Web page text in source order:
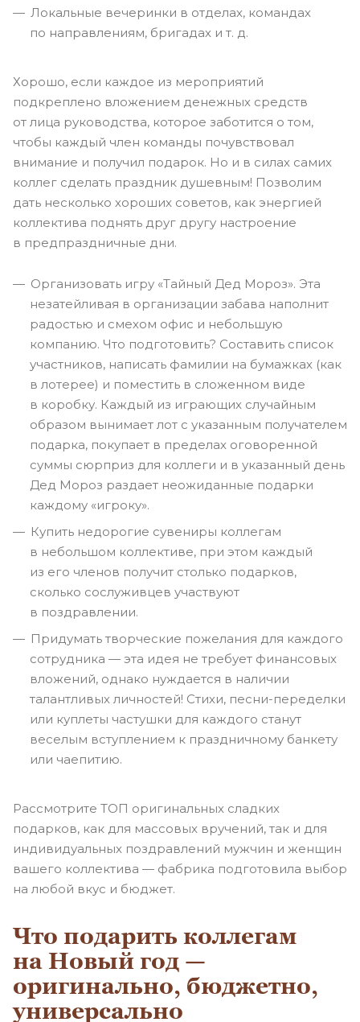
Локальные вечеринки в отделах, командах
по направлениям, бригадах и т. д.
Хорошо, если каждое из мероприятий
подкреплено вложением денежных средств
от лица руководства, которое заботится о том,
чтобы каждый член команды почувствовал
внимание и получил подарок. Но и в силах самих
коллег сделать праздник душевным! Позволим
дать несколько хороших советов, как энергией
коллектива поднять друг другу настроение
в предпраздничные дни.
Организовать игру «Тайный Дед Мороз». Эта
незатейливая в организации забава наполнит
радостью и смехом офис и небольшую
компанию. Что подготовить? Составить список
участников, написать фамилии на бумажках (как
в лотерее) и поместить в сложенном виде
в коробку. Каждый из играющих случайным
образом вынимает лот с указанным получателем
подарка, покупает в пределах оговоренной
суммы сюрприз для коллеги и в указанный день
Дед Мороз раздает неожиданные подарки
каждому «игроку».
Купить недорогие сувениры коллегам
в небольшом коллективе, при этом каждый
из его членов получит столько подарков,
сколько сослуживцев участвуют
в поздравлении.
Придумать творческие пожелания для каждого
сотрудника — эта идея не требует финансовых
вложений, однако нуждается в наличии
талантливых личностей! Стихи, песни-переделки
или куплеты частушки для каждого станут
веселым вступлением к праздничному банкету
или чаепитию.
Рассмотрите ТОП оригинальных сладких
подарков, как для массовых вручений, так и для
индивидуальных поздравлений мужчин и женщин
вашего коллектива — фабрика подготовила выбор
на любой вкус и бюджет.
Что подарить коллегам
на Новый год —
оригинально, бюджетно,
универсально